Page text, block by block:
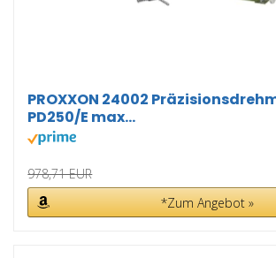
PROXXON 24002
PD250/E max...
978,71 EUR
*Zum Angebot »